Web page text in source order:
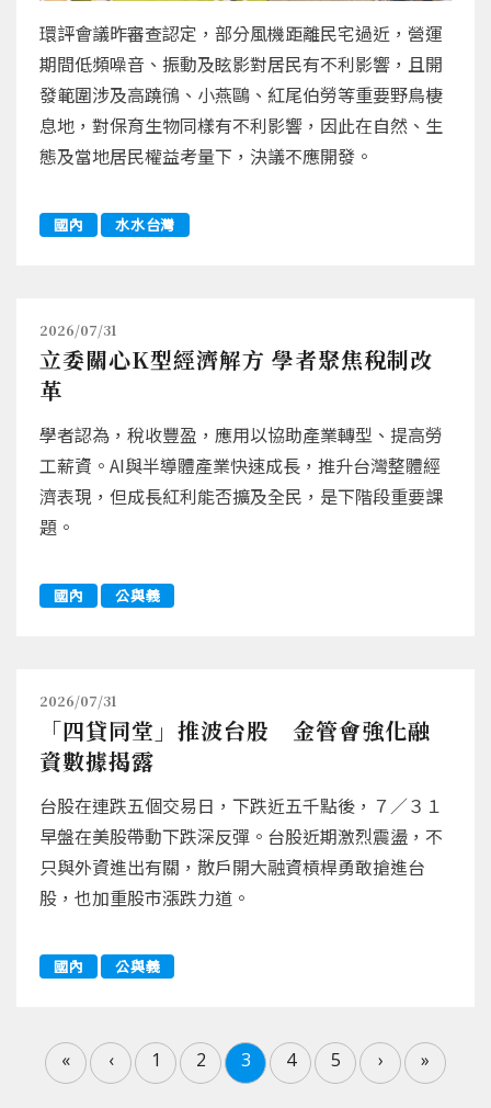
環評會議昨審查認定，部分風機距離民宅過近，營運
期間低頻噪音、振動及眩影對居民有不利影響，且開
發範圍涉及高蹺鴴、小燕鷗、紅尾伯勞等重要野鳥棲
息地，對保育生物同樣有不利影響，因此在自然、生
態及當地居民權益考量下，決議不應開發。
國內 水水台灣
2026/07/31
立委關心K型經濟解方 學者聚焦稅制改
革
學者認為，稅收豐盈，應用以協助產業轉型、提高勞
工薪資。AI與半導體產業快速成長，推升台灣整體經
濟表現，但成長紅利能否擴及全民，是下階段重要課
題。
國內 公與義
2026/07/31
「四貸同堂」推波台股 金管會強化融
資數據揭露
台股在連跌五個交易日，下跌近五千點後，７／３１
早盤在美股帶動下跌深反彈。台股近期激烈震盪，不
只與外資進出有關，散戶開大融資槓桿勇敢搶進台
股，也加重股市漲跌力道。
國內 公與義
« ‹ 1 2 3 4 5 › »